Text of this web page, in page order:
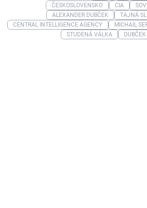
ČESKOSLOVENSKO
CIA
ALEXANDER DUBČEK
TAJNÁ
CENTRAL INTELLIGENCE AGENCY
MICHAIL
STUDENÁ VÁLKA
DUBČEK